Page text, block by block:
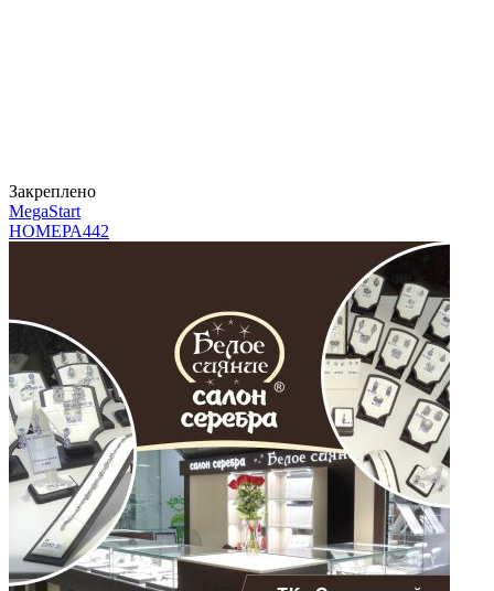
Закреплено
MegaStart
НОМЕРА442